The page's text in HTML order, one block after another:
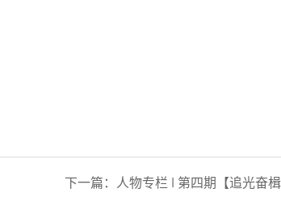
下一篇： 人物专栏 | 第四期【追光奋